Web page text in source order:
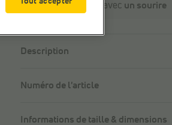
Service client avec un sourire
Description
Numéro de l'article
Informations de taille & dimensions